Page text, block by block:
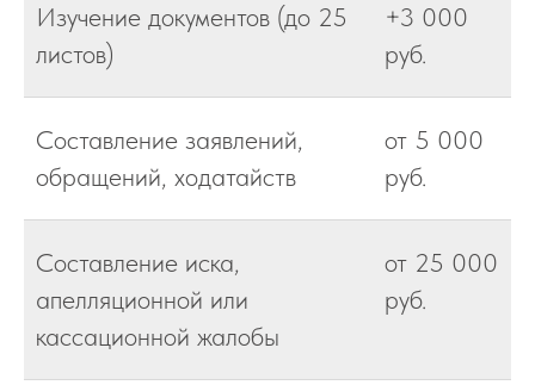
Изучение документов (до 25
листов)
+3 000
руб.
Составление заявлений,
обращений, ходатайств
от 5 000
руб.
Составление иска,
апелляционной или
кассационной жалобы
от 25 000
руб.